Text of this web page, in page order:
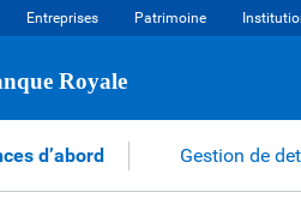
Entreprises Patrimoine
Royale
d’abord Gestion de